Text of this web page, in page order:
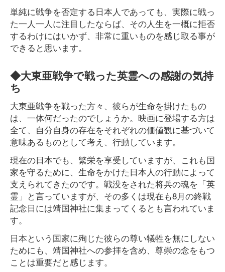
単純に戦争を否定する日本人であっても、実際に戦っ
た一人一人に注目したならば、その人生を一概に拒否
するわけにはいかず、非常に重いものを感じ取る事が
できると思います。
◆大東亜戦争で戦った英霊への感謝の気持
ち
大東亜戦争を戦った方々、彼らが生命を掛けたもの
は、一体何だったのでしょうか。映画に登場する方は
全て、自分自身の存在をそれぞれの価値観に基づいて
意味あるものとして考え、行動しています。
現在の日本でも、繁栄を享受していますが、これも国
家を守るために、生命をかけた日本人の行動によって
支えられてきたのです。戦没をされた将兵の魂を「英
霊」と言っていますが、その多くは現在も8月の終戦
記念日には靖国神社に集まってくるとも言われていま
す。
日本という国家に殉じた彼らの尊い犠牲を無にしない
ためにも、靖国神社への参拝を含め、尊崇の念をもつ
ことは重要だと感じます。